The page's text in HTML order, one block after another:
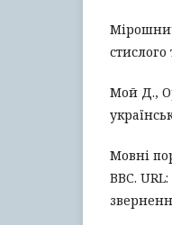
стислого
Мой Д.,
Мовні
ВВС. URL: